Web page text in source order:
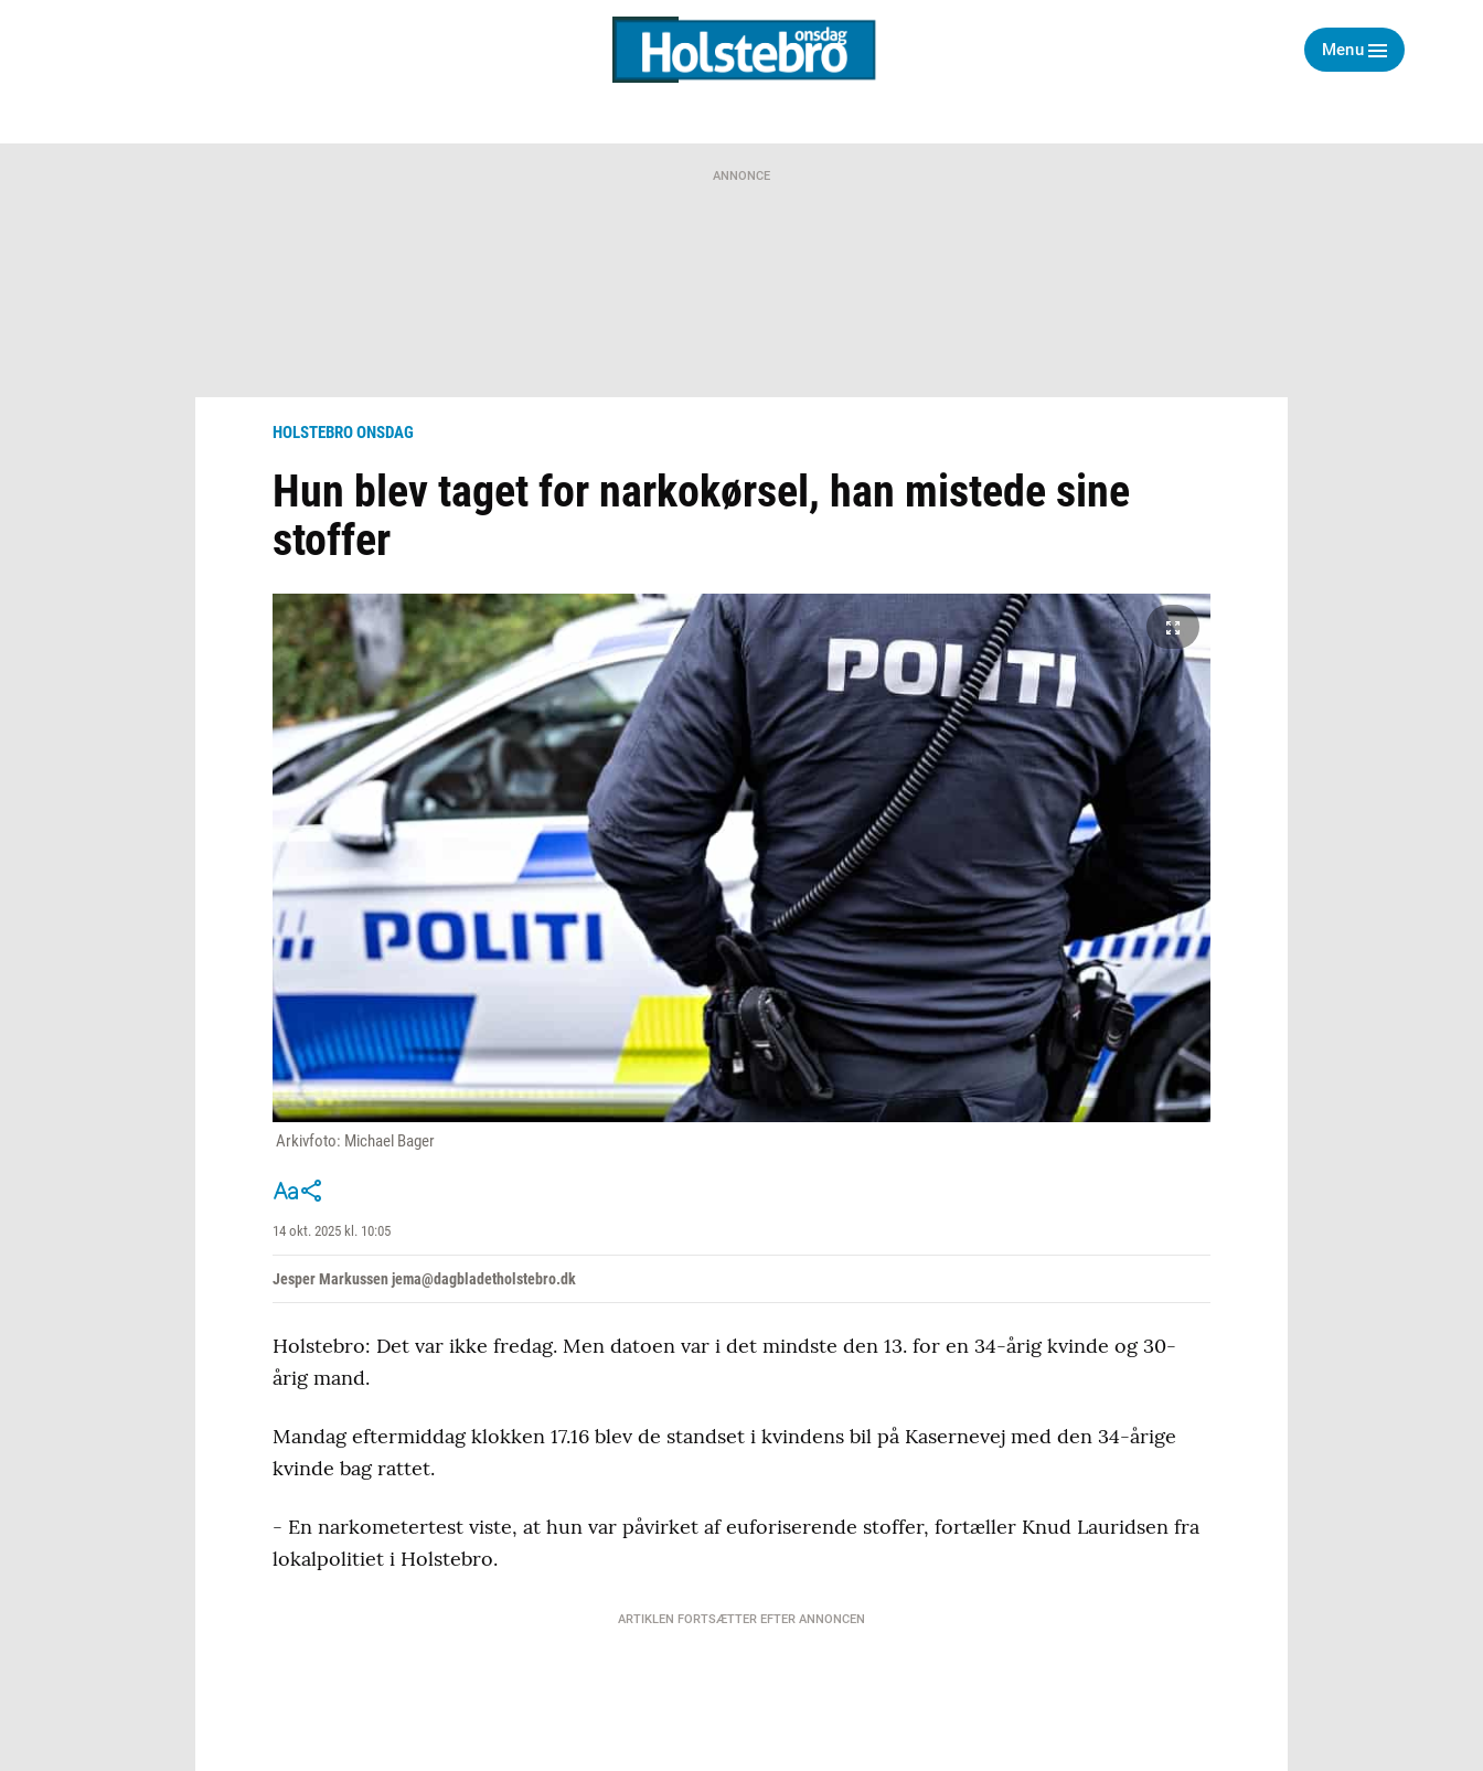
Menu
ANNONCE
HOLSTEBRO ONSDAG
Hun blev taget for narkokørsel, han mistede sine
stoffer
Arkivfoto: Michael Bager
14 okt. 2025 kl. 10:05
Jesper Markussen jema@dagbladetholstebro.dk
Holstebro: Det var ikke fredag. Men datoen var i det mindste den 13. for en 34-årig kvinde og 30-
årig mand.
Mandag eftermiddag klokken 17.16 blev de standset i kvindens bil på Kasernevej med den 34-årige
kvinde bag rattet.
- En narkometertest viste, at hun var påvirket af euforiserende stoffer, fortæller Knud Lauridsen fra
lokalpolitiet i Holstebro.
ARTIKLEN FORTSÆTTER EFTER ANNONCEN